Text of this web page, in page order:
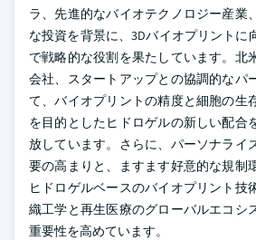
ラ、先進的なバイオテクノロジー産業
な投資を背景に、3Dバイオプリントに
で戦略的な役割を果たしています。北
会社、スタートアップとの協調的なパ
て、バイオプリントの精度と細胞の生
を目的としたヒドロゲルの新しい配合
放しています。さらに、パーソナライ
要の高まりと、ますます好意的な規制
ヒドロゲルベースのバイオプリント技
織工学と再生医療のグローバルエコシ
重要性を高めています。